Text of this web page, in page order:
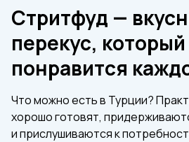
Стритфуд —
перекус, который
понравится
Что можно есть в Турции?
хорошо готовят,
и прислушиваются к